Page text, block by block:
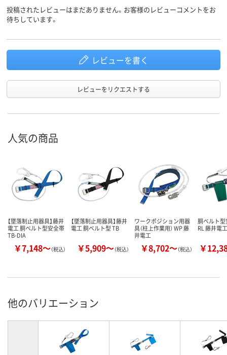
投稿されたレビューはまだありません。お客様のレビューコメントをお
待ちしています。
レビューを書く
レビューをリクエストする
人気の商品
【墜落制止用器具】藤井
電工 胴ベルト型安全帯
TB-DIA
￥7,148～（税込）
【墜落制止用器具】藤井
電工 胴ベルト型 TB
￥5,909～（税込）
ワークポジション用器
具（柱上作業用） WP 藤
井電工
￥8,702～（税込）
胴ベルト
RL 藤井電工
￥
他のバリエーション